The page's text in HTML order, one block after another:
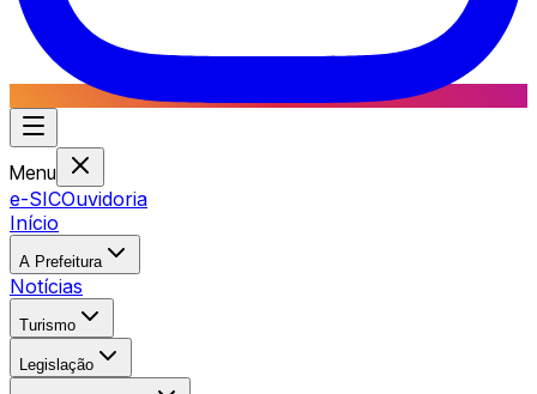
Menu
e-SICOuvidoria
Início
A Prefeitura
Notícias
Turismo
Legislação